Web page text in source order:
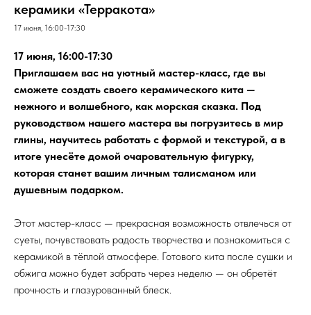
керамики «Терракота»
17 июня, 16:00-17:30
17 июня, 16:00-17:30
Приглашаем вас на уютный мастер-класс, где вы
сможете создать своего керамического кита —
нежного и волшебного, как морская сказка. Под
руководством нашего мастера вы погрузитесь в мир
глины, научитесь работать с формой и текстурой, а в
итоге унесёте домой очаровательную фигурку,
которая станет вашим личным талисманом или
душевным подарком.
Этот мастер-класс — прекрасная возможность отвлечься от
суеты, почувствовать радость творчества и познакомиться с
керамикой в тёплой атмосфере. Готового кита после сушки и
обжига можно будет забрать через неделю — он обретёт
прочность и глазурованный блеск.